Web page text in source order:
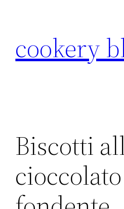
cookery
Biscotti
cioccolato